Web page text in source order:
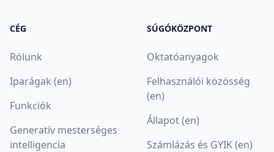
CÉG
Rólunk
Iparágak (en)
Funkciók
Generatív mesterséges
intelligencia
SÚGÓKÖZPONT
Oktatóanyagok
Felhasználói közösség
(en)
Állapot (en)
Számlázás és GYIK (en)